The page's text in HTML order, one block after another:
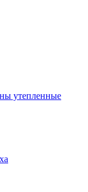
утепленные